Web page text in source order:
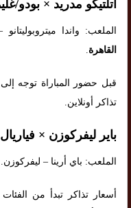
أتلتيكو مدريد × بودو/
الملعب: واندا
القاهرة.
قبل حضور المباراة توجه
تذاكر أونلاين.
باير ليفركوزن × فياريال
الملعب: باي أرينا –
أسعار تذاكر تبدأ من